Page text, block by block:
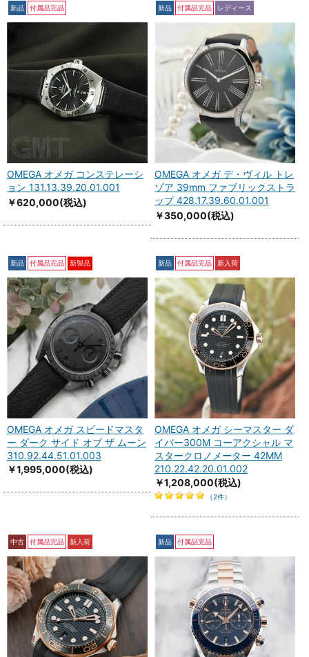
新品 付属品完品
OMEGA オメガ コンステレーシ
ョン 131.13.39.20.01.001
￥620,000(税込)
新品 付属品完品 レディース
OMEGA オメガ デ・ヴィル トレ
ゾア 39mm ファブリックストラ
ップ 428.17.39.60.01.001
￥350,000(税込)
新品 付属品完品 新製品
OMEGA オメガ スピードマスタ
ー ダーク サイド オブ ザ ムーン
310.92.44.51.01.003
￥1,995,000(税込)
新品 付属品完品 新入荷
OMEGA オメガ シーマスター ダ
イバー300M コーアクシャル マ
スタークロノメーター 42MM
210.22.42.20.01.002
￥1,208,000(税込)
（2件）
中古 付属品完品 新入荷 新品 付属品完品